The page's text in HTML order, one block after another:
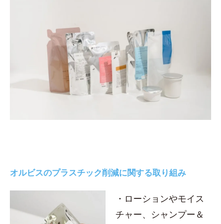
オルビスのプラスチック削減に関する取り組み
・ローションやモイス
チャー、シャンプー＆